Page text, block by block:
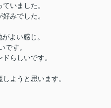
いました。
みでした。
よい感じ。
です。
らしいです。
ようと思います。